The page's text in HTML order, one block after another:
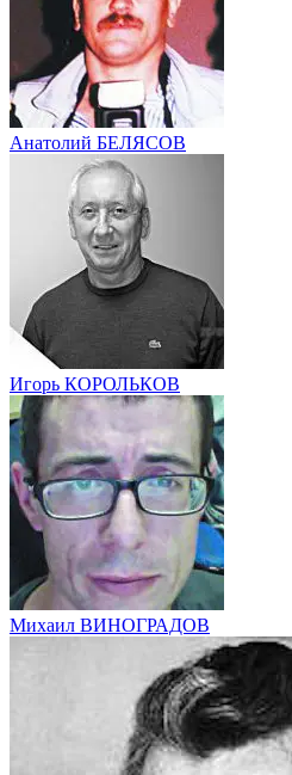
Анатолий БЕЛЯСОВ
Игорь КОРОЛЬКОВ
Михаил ВИНОГРАДОВ